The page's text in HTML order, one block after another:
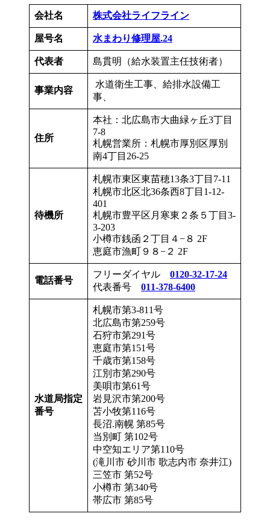
会社名 株式会社ライフライン
屋号名 水まわり修理屋.24
代表者 島貫明（給水装置主任技術者）
事業内容
水道衛生工事、給排水設備工
事、
住所
本社：北広島市大曲緑ヶ丘3丁目
7-8
札幌営業所：札幌市厚別区厚別
南4丁目26-25
待機所
札幌市東区東苗穂13条3丁目7-11
札幌市北区北36条西8丁目1-12-
401
札幌市豊平区月寒東２条５丁目3-
3-203
小樽市銭函２丁目４−８ 2F
恵庭市漁町９８−２ 2F
電話番号
フリーダイヤル 0120-32-17-24
代表番号 011-378-6400
水道局指定
番号
札幌市第3-811号
北広島市第259号
石狩市第291号
恵庭市第151号
千歳市第158号
江別市第290号
美唄市第61号
岩見沢市第200号
苫小牧第116号
長沼.南幌 第85号
当別町 第102号
中空知エリア第110号
(滝川市 砂川市 歌志内市 奈井江)
三笠市 第52号
小樽市 第340号
帯広市 第85号